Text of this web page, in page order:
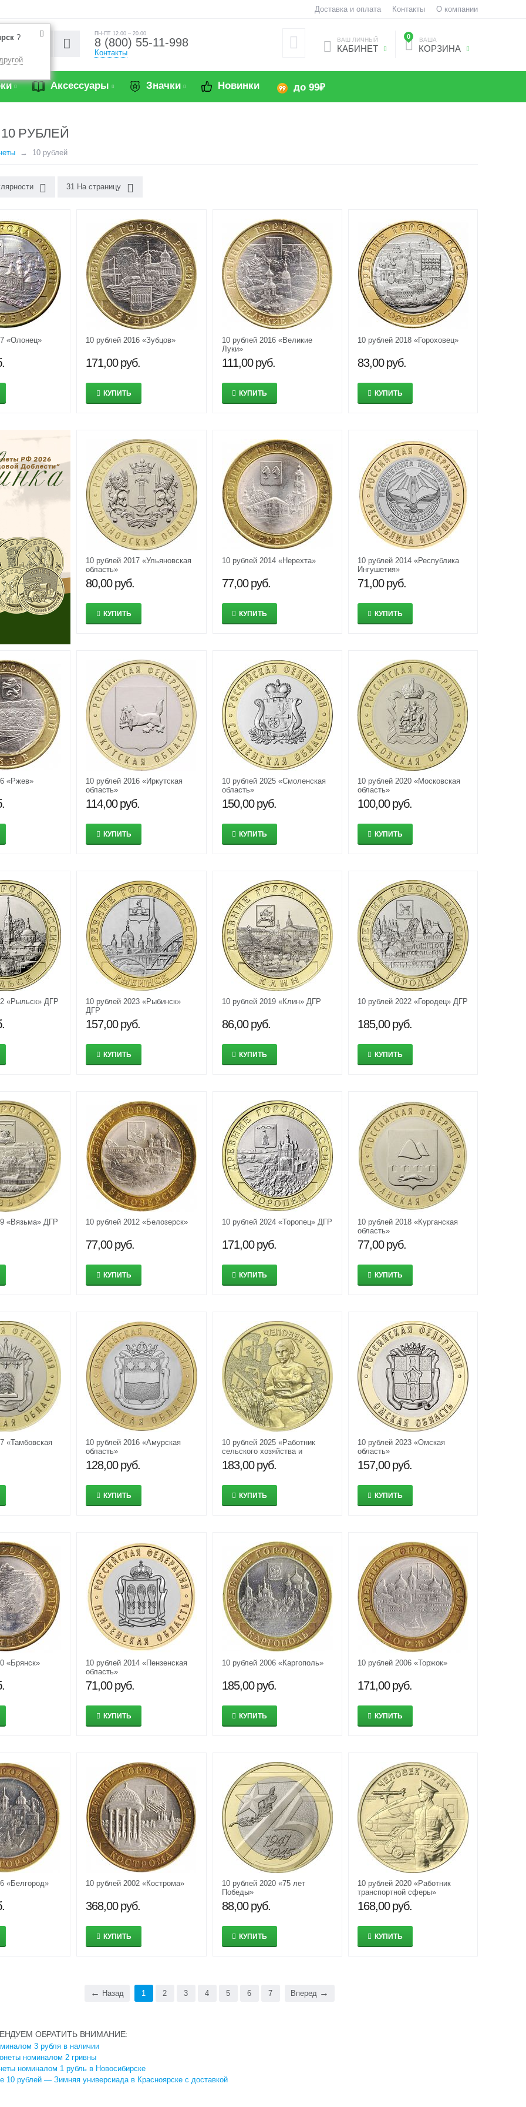
?
Доставка и оплата Контакты О компании
ПН-ПТ 12.00 – 20.00
8 (800) 55-11-998
Контакты
0 ВАША
КОРЗИНА
ВАШ ЛИЧНЫЙ
КАБИНЕТ
Аксессуары Значки Новинки до 99₽
РУБЛЕЙ
10 рублей
31 На страницу
«Олонец» 10 рублей 2016 «Зубцов»
171,00 руб.
КУПИТЬ
10 рублей 2016 «Великие
Луки»
111,00 руб.
КУПИТЬ
10 рублей 2018 «Гороховец»
83,00 руб.
КУПИТЬ
10 рублей 2017 «Ульяновская
область»
80,00 руб.
КУПИТЬ
10 рублей 2014 «Нерехта»
77,00 руб.
КУПИТЬ
10 рублей 2014 «Республика
Ингушетия»
71,00 руб.
КУПИТЬ
«Ржев»
10 рублей 2016 «Иркутская
область»
114,00 руб.
КУПИТЬ
10 рублей 2025 «Смоленская
область»
150,00 руб.
КУПИТЬ
10 рублей 2020 «Московская
область»
100,00 руб.
КУПИТЬ
«Рыльск» ДГР
10 рублей 2023 «Рыбинск»
ДГР
157,00 руб.
КУПИТЬ
10 рублей 2019 «Клин» ДГР
86,00 руб.
КУПИТЬ
10 рублей 2022 «Городец» ДГР
185,00 руб.
КУПИТЬ
«Вязьма» ДГР 10 рублей 2012 «Белозерск»
77,00 руб.
КУПИТЬ
10 рублей 2024 «Торопец» ДГР
171,00 руб.
КУПИТЬ
10 рублей 2018 «Курганская
область»
77,00 руб.
КУПИТЬ
«Тамбовская
10 рублей 2016 «Амурская
область»
128,00 руб.
КУПИТЬ
10 рублей 2025 «Работник
сельского хозяйства и
перерабатывающей
промышленности» (Человек
183,00 руб.
КУПИТЬ
10 рублей 2023 «Омская
область»
157,00 руб.
КУПИТЬ
«Брянск»
10 рублей 2014 «Пензенская
область»
71,00 руб.
КУПИТЬ
10 рублей 2006 «Каргополь»
185,00 руб.
КУПИТЬ
10 рублей 2006 «Торжок»
171,00 руб.
КУПИТЬ
«Белгород» 10 рублей 2002 «Кострома»
368,00 руб.
КУПИТЬ
10 рублей 2020 «75 лет
Победы»
88,00 руб.
КУПИТЬ
10 рублей 2020 «Работник
транспортной сферы»
(Человек труда)
168,00 руб.
КУПИТЬ
Назад 1 2 3 4 5 6 7 Вперед
ОБРАТИТЬ ВНИМАНИЕ:
3 рубля в наличии
номиналом 2 гривны
номиналом 1 рубль в Новосибирске
10 рублей — Зимняя универсиада в Красноярске с доставкой